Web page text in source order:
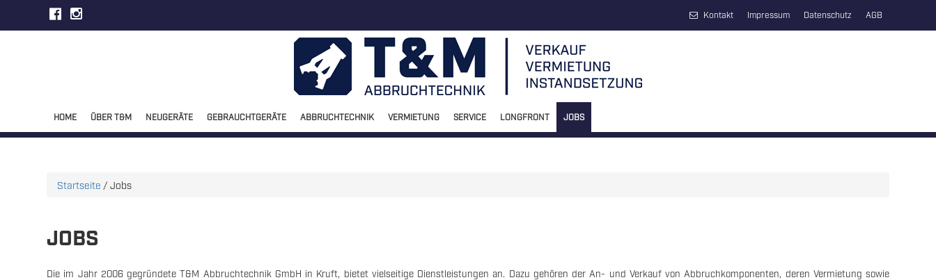
Kontakt Impressum Datenschutz AGB
HOME ÜBER T&M NEUGERÄTE GEBRAUCHTGERÄTE ABBRUCHTECHNIK VERMIETUNG SERVICE LONGFRONT JOBS
Startseite / Jobs
JOBS
Die im Jahr 2006 gegründete T&M Abbruchtechnik GmbH in Kruft, bietet vielseitige Dienstleistungen an. Dazu gehören der An- und Verkauf von Abbruchkomponenten, deren Vermietung sowie